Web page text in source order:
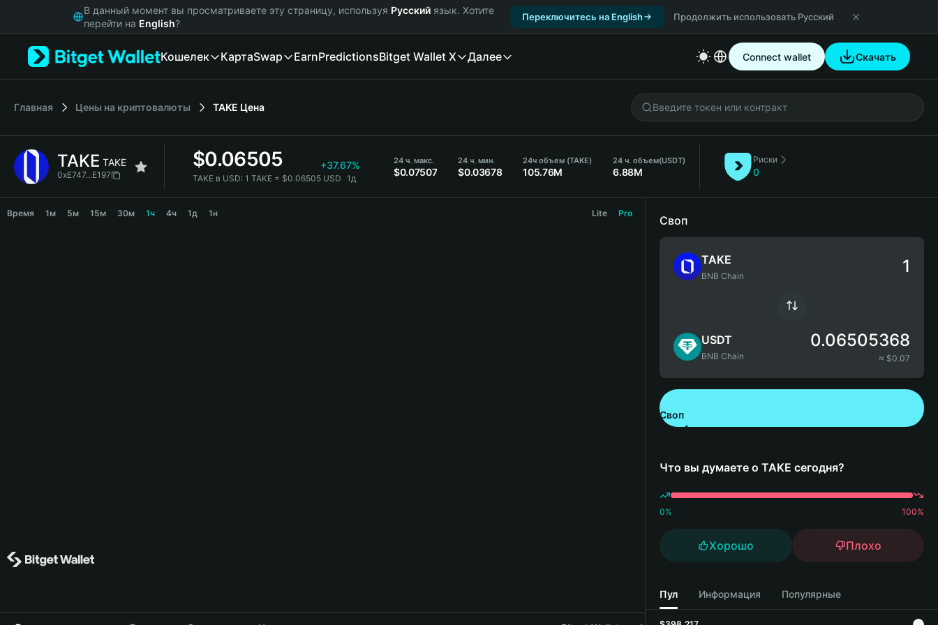
Русский
Italiano
简体中文
繁體中文
Bahasa Indonesia
В данный момент вы просматриваете эту страницу, используя Русский язык. Хотите
перейти на English?
Переключитесь на English Продолжить использовать Русский
Кошелек КартаSwap EarnPredictionsBitget Wallet X Далее Connect wallet Скачать
Главная Цены на криптовалюты TAKE Цена
TAKE TAKE
0xE747...E197
$0.06505 +37.67%
TAKE в USD: 1 TAKE = $0.06505 USD 1д
24 ч. макс.
$0.07507
24 ч. мин.
$0.03678
24ч объем (TAKE)
105.76M
24 ч. объем(USDT)
6.88M
Риски
0
Время 1м 5м 15м 30м 1ч 4ч 1д 1н Lite Pro
Своп
TAKE
BNB Chain
USDT
BNB Chain
0.06505368
≈ $0.07
Своп
Что вы думаете о TAKE сегодня?
0% 100%
Хорошо Плохо
Пул Информация Популярные